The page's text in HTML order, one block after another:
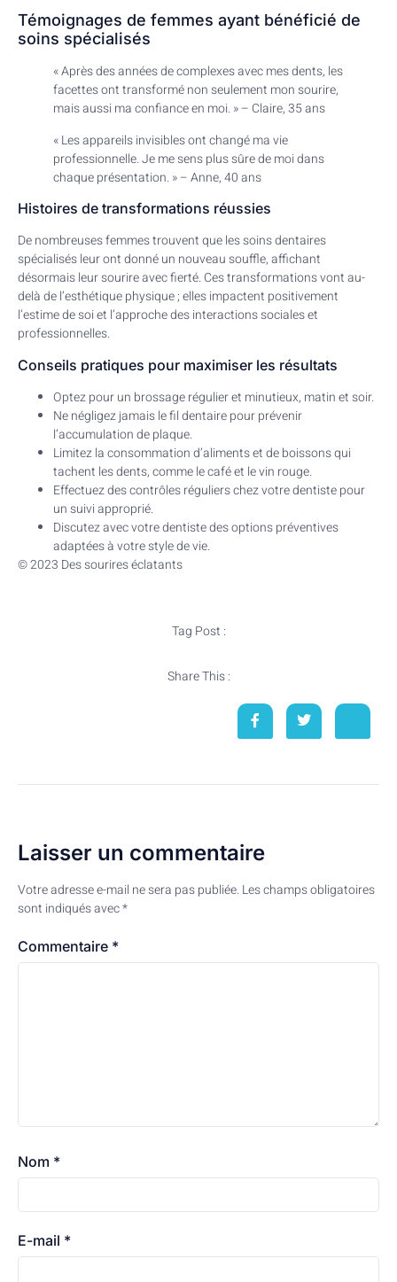
Témoignages de femmes ayant bénéficié de
soins spécialisés
« Après des années de complexes avec mes dents, les
facettes ont transformé non seulement mon sourire,
mais aussi ma confiance en moi. » – Claire, 35 ans
« Les appareils invisibles ont changé ma vie
professionnelle. Je me sens plus sûre de moi dans
chaque présentation. » – Anne, 40 ans
Histoires de transformations réussies
De nombreuses femmes trouvent que les soins dentaires
spécialisés leur ont donné un nouveau souffle, affichant
désormais leur sourire avec fierté. Ces transformations vont au-
delà de l’esthétique physique ; elles impactent positivement
l’estime de soi et l’approche des interactions sociales et
professionnelles.
Conseils pratiques pour maximiser les résultats
Optez pour un brossage régulier et minutieux, matin et soir.
Ne négligez jamais le fil dentaire pour prévenir
l’accumulation de plaque.
Limitez la consommation d’aliments et de boissons qui
tachent les dents, comme le café et le vin rouge.
Effectuez des contrôles réguliers chez votre dentiste pour
un suivi approprié.
Discutez avec votre dentiste des options préventives
adaptées à votre style de vie.
© 2023 Des sourires éclatants
Tag Post :
Share This :
Laisser un commentaire
Votre adresse e-mail ne sera pas publiée.Les champs obligatoires
sont indiqués avec*
Commentaire *
Nom *
E-mail *